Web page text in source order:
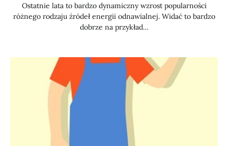
Ostatnie lata to bardzo dynamiczny wzrost popularności
różnego rodzaju źródeł energii odnawialnej. Widać to bardzo
dobrze na przykład…